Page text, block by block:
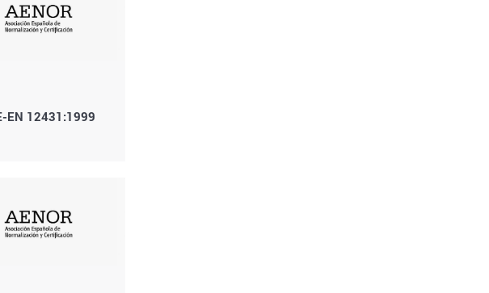
EN 12431:1999